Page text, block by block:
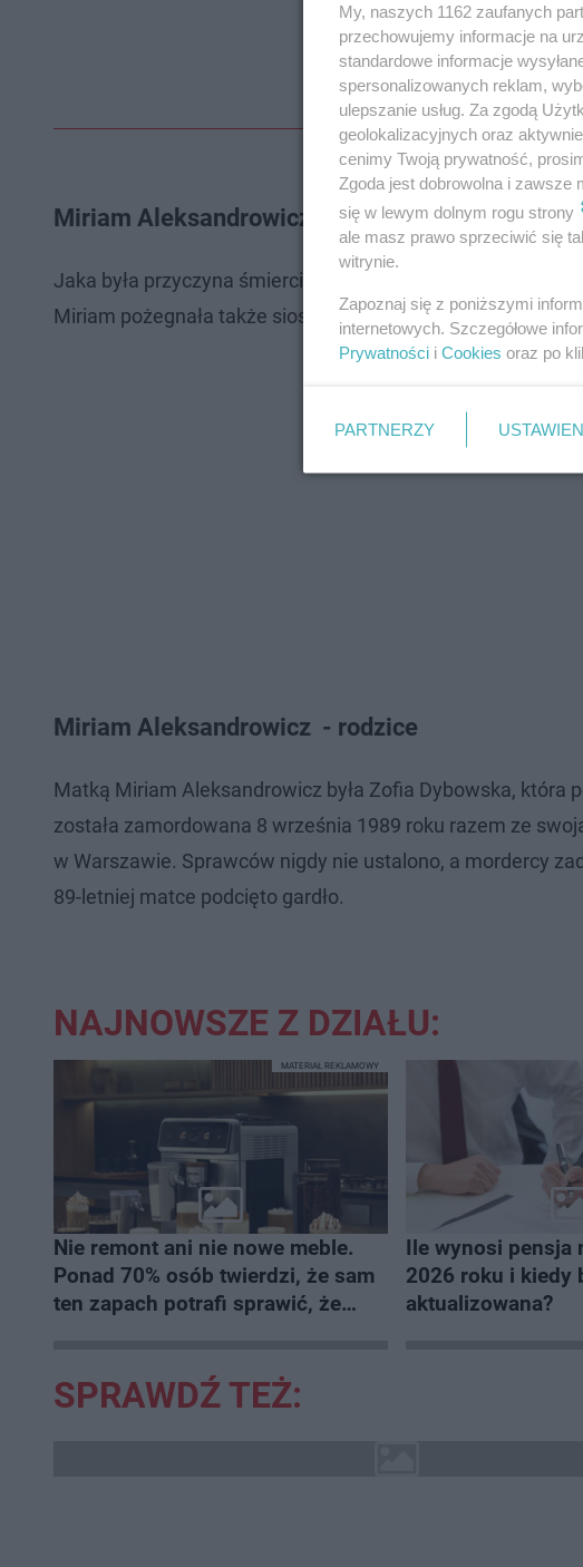
ROZWIŃ
Miriam Aleksandrowicz przyczyna śmierci
Jaka była przyczyna śmierci Miriam Aleksandrowicz?
Miriam pożegnała także siostra, która nawiązała do tego,
Miriam Aleksandrowicz - rodzice
Matką Miriam Aleksandrowicz była Zofia Dybowska, która
została zamordowana 8 września 1989 roku razem ze
w Warszawie. Sprawców nigdy nie ustalono, a mordercy
89-letniej matce podcięto gardło.
NAJNOWSZE Z DZIAŁU:
Nie remont ani nie nowe meble.
Ponad 70% osób twierdzi, że sam
ten zapach potrafi sprawić, że
MATERIAŁ REKLAMOWY
Ile wynosi pensja
2026 roku i kiedy
aktualizowana?
SPRAWDŹ TEŻ:
My, naszych 1162 zaufanych
przechowujemy informacje na
standardowe informacje
spersonalizowanych reklam,
ulepszanie usług. Za zgodą
geolokalizacyjnych oraz
cenimy Twoją prywatność,
Zgoda jest dobrowolna i
się w lewym dolnym rogu strony
ale masz prawo sprzeciwić się
witrynie.
Zapoznaj się z poniższymi
internetowych. Szczegółowe
Prywatności i Cookies oraz po
PARTNERZY